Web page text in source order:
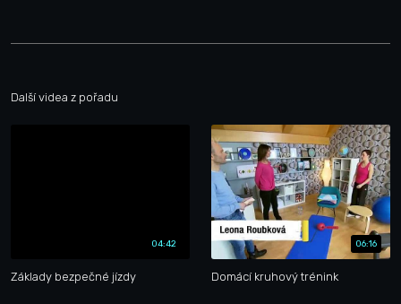
Další videa z pořadu
04:42
Základy bezpečné jízdy
06:16
Domácí kruhový trénink